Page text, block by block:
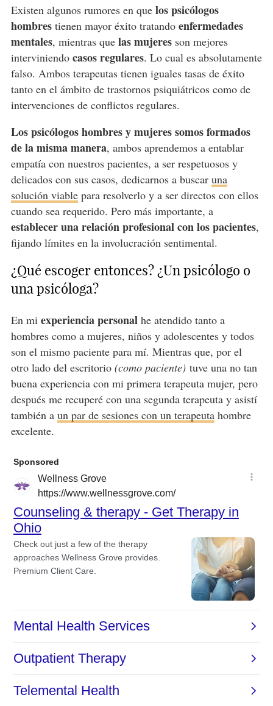
Existen algunos rumores en que los psicólogos
hombrestienen mayor éxito tratando enfermedades
mentales, mientras que las mujeresson mejores
interviniendo casos regulares. Lo cual es absolutamente
falso. Ambos terapeutas tienen iguales tasas de éxito
tanto en el ámbito de trastornos psiquiátricos como de
intervenciones de conflictos regulares.
Los psicólogos hombres y mujeres somos formados
de la misma manera, ambos aprendemos a entablar
empatía con nuestros pacientes, a ser respetuosos y
delicados con sus casos, dedicarnos a buscar una
solución viablepara resolverlo y a ser directos con ellos
cuando sea requerido. Pero más importante, a
establecer una relación profesional con los pacientes,
fijando límites en la involucración sentimental.
¿Qué escoger entonces? ¿Un psicólogo o
una psicóloga?
En mi experiencia personalhe atendido tanto a
hombres como a mujeres, niños y adolescentes y todos
son el mismo paciente para mí. Mientras que, por el
otro lado del escritorio (como paciente)tuve una no tan
buena experiencia con mi primera terapeuta mujer, pero
después me recuperé con una segunda terapeuta y asistí
también a un par de sesiones con un terapeutahombre
excelente.